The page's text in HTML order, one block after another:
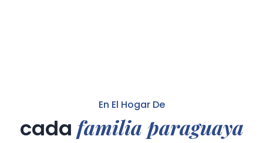
En El Hogar De
cadafamilia paraguaya